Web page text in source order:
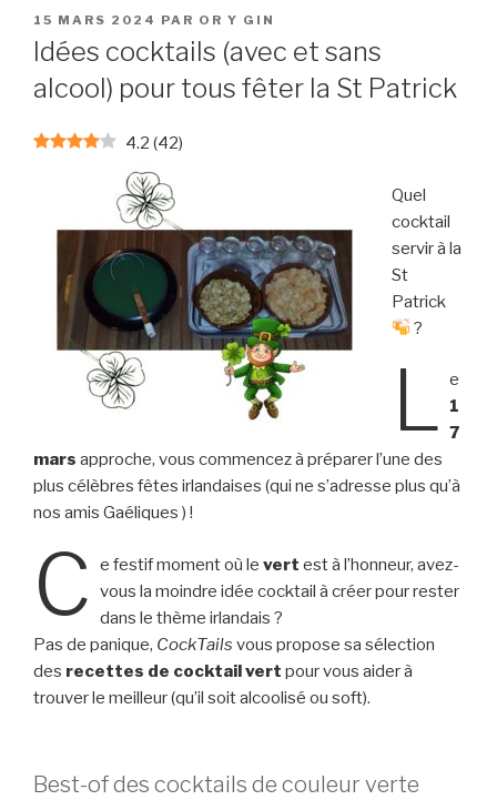
PUBLIÉ
LE
15 MARS 2024 PAR OR Y GIN
Idées cocktails (avec et sans
alcool) pour tous fêter la St Patrick
4.2 (42)
Quel
cocktail
servir à la
St
Patrick
?
L e
1
7
mars approche, vous commencez à préparer l’une des
plus célèbres fêtes irlandaises (qui ne s’adresse plus qu’à
nos amis Gaéliques ) !
C e festif moment où le vert est à l’honneur, avez-
vous la moindre idée cocktail à créer pour rester
dans le thème irlandais ?
Pas de panique, CockTails vous propose sa sélection
des recettes de cocktail vert pour vous aider à
trouver le meilleur (qu’il soit alcoolisé ou soft).
Best-of des cocktails de couleur verte